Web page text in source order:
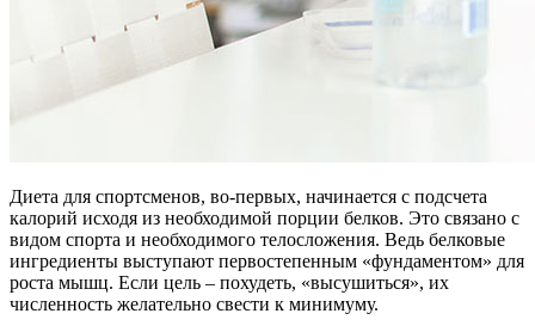
Диета для спортсменов, во-первых, начинается с подсчета
калорий исходя из необходимой порции белков. Это связано с
видом спорта и необходимого телосложения. Ведь белковые
ингредиенты выступают первостепенным «фундаментом» для
роста мышц. Если цель – похудеть, «высушиться», их
численность желательно свести к минимуму.